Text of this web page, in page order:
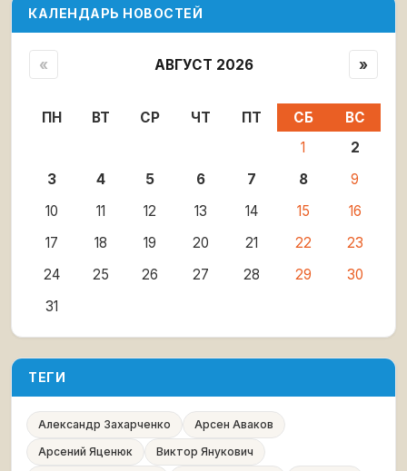
КАЛЕНДАРЬ НОВОСТЕЙ
« АВГУСТ 2026 »
ПН ВТ СР ЧТ ПТ СБ
ВС
1
2
3
4 5 6 7 8
9
10
11 12 13 14 15
16
17
18 19 20 21 22
23
24
25 26 27 28 29
30
31
ТЕГИ
Александр Захарченко
Арсен Аваков
Арсений Яценюк
Виктор Янукович